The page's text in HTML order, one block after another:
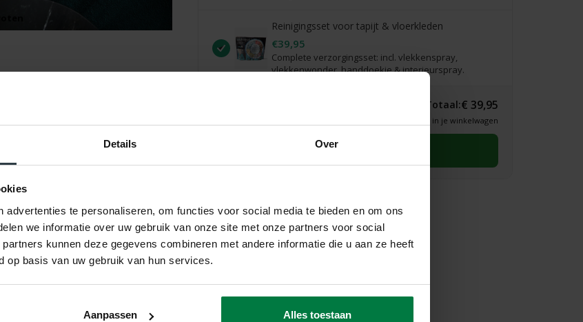
Details Over
advertenties te personaliseren, om functies voor social media te bieden en om ons
we informatie over uw gebruik van onze site met onze partners voor social
kunnen deze gegevens combineren met andere informatie die u aan ze heeft
op basis van uw gebruik van hun services.
Aanpassen Alles toestaan
Reinigingsset voor tapijt & vloerkleden
€39,95
Complete verzorgingsset: incl. vlekkenspray,
vlekkenwonder, handdoekje & interieurspray.
Totaal:€ 39,95
* Definitieve prijs zie je in je winkelwagen
Selecteer eerst een maat
Product